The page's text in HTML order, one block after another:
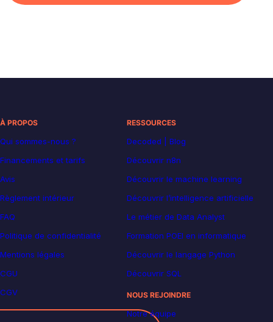
À PROPOS
Qui sommes-nous ?
Financements et tarifs
Avis
Règlement intérieur
FAQ
Politique de confidentialité
Mentions légales
CGU
CGV
RESSOURCES
Decoded | Blog
Découvrir n8n
Découvrir le machine learning
Découvrir l’intelligence artificielle
Le métier de Data Analyst
Formation POEI en informatique
Découvrir le langage Python
Découvrir SQL
NOUS REJOINDRE
Notre équipe